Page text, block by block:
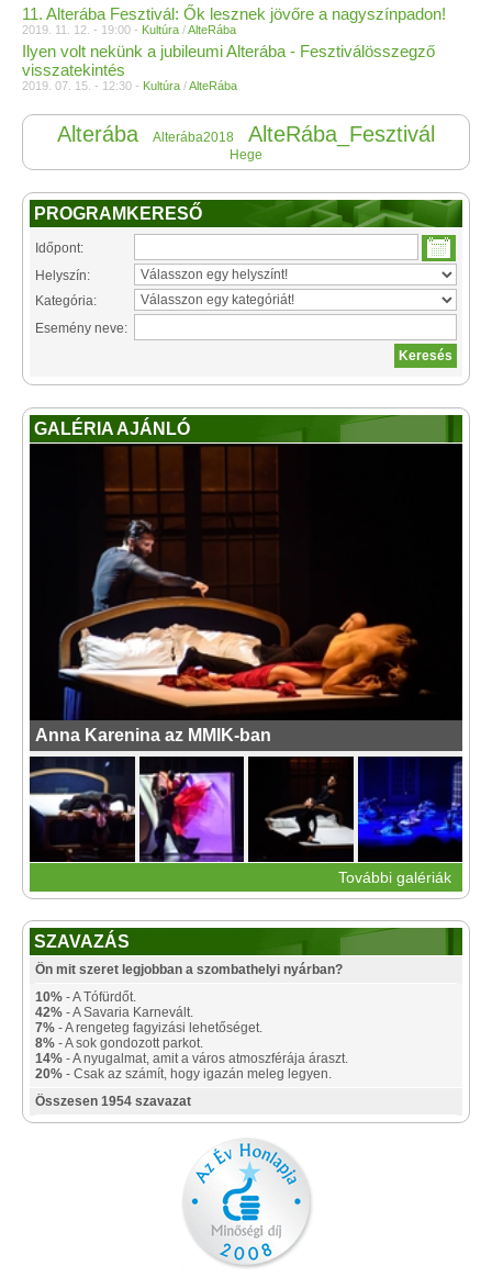
11. Alterába Fesztivál: Ők lesznek jövőre a nagyszínpadon!
2019. 11. 12. - 19:00 - Kultúra /AlteRába
Ilyen volt nekünk a jubileumi Alterába - Fesztiválösszegző
visszatekintés
2019. 07. 15. - 12:30 - Kultúra /AlteRába
Alterába Alterába2018 AlteRába_Fesztivál
Hege
PROGRAMKERESŐ
Időpont:
Helyszín:
Kategória:
Esemény neve:
GALÉRIA AJÁNLÓ
Anna Karenina az MMIK-ban
További galériák
SZAVAZÁS
Ön mit szeret legjobban a szombathelyi nyárban?
10% - A Tófürdőt.
42% - A Savaria Karnevált.
7% - A rengeteg fagyizási lehetőséget.
8% - A sok gondozott parkot.
14% - A nyugalmat, amit a város atmoszférája áraszt.
20% - Csak az számít, hogy igazán meleg legyen.
Összesen 1954 szavazat